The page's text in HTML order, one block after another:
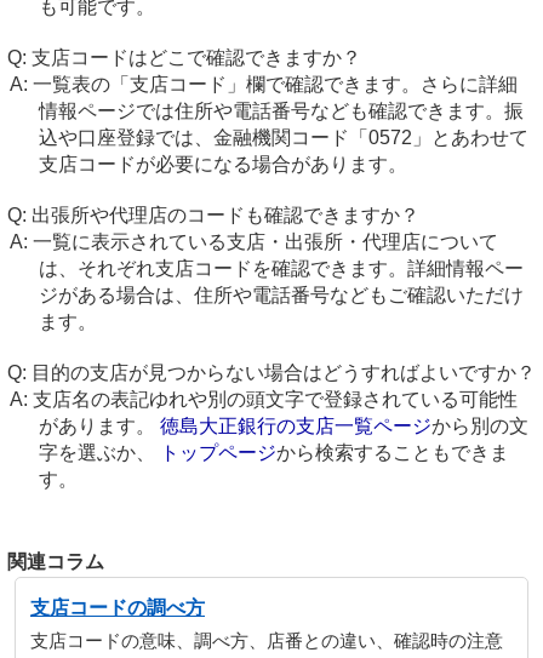
も可能です。
支店コードはどこで確認できますか？
一覧表の「支店コード」欄で確認できます。さらに詳細
情報ページでは住所や電話番号なども確認できます。振
込や口座登録では、金融機関コード「0572」とあわせて
支店コードが必要になる場合があります。
出張所や代理店のコードも確認できますか？
一覧に表示されている支店・出張所・代理店について
は、それぞれ支店コードを確認できます。詳細情報ペー
ジがある場合は、住所や電話番号などもご確認いただけ
ます。
目的の支店が見つからない場合はどうすればよいですか？
支店名の表記ゆれや別の頭文字で登録されている可能性
があります。 徳島大正銀行の支店一覧ページから別の文
字を選ぶか、
トップページから検索することもできま
す。
関連コラム
支店コードの調べ方
支店コードの意味、調べ方、店番との違い、確認時の注意